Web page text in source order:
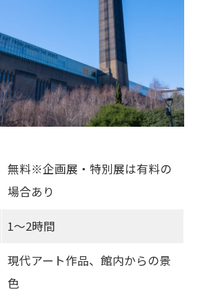
無料※企画展・特別展は有料の
場合あり
1〜2時間
現代アート作品、館内からの景
色